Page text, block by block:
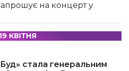
на концерт у
19 КВІТНЯ
стала генеральним